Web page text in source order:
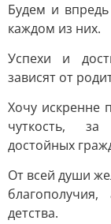
Будем и
каждом из них.
Успехи и
зависят от
Хочу искренне
чуткость,
достойных
От всей души
детства.